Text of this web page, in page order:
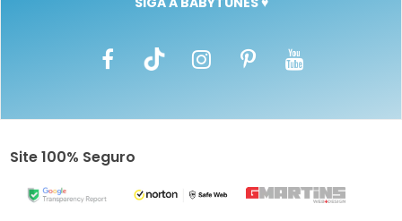
Site 100% Seguro